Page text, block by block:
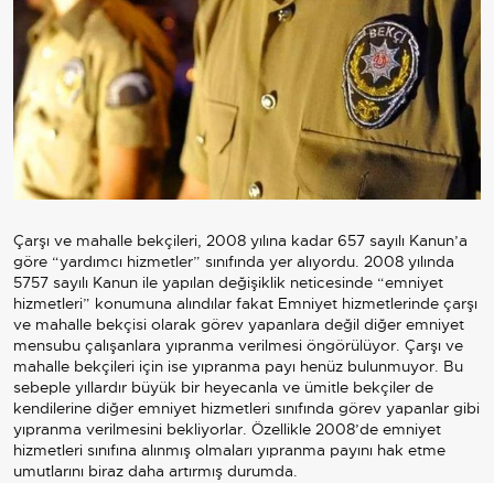
Çarşı ve mahalle bekçileri, 2008 yılına kadar 657 sayılı Kanun’a
göre “yardımcı hizmetler” sınıfında yer alıyordu. 2008 yılında
5757 sayılı Kanun ile yapılan değişiklik neticesinde “emniyet
hizmetleri” konumuna alındılar fakat Emniyet hizmetlerinde çarşı
ve mahalle bekçisi olarak görev yapanlara değil diğer emniyet
mensubu çalışanlara yıpranma verilmesi öngörülüyor. Çarşı ve
mahalle bekçileri için ise yıpranma payı henüz bulunmuyor. Bu
sebeple yıllardır büyük bir heyecanla ve ümitle bekçiler de
kendilerine diğer emniyet hizmetleri sınıfında görev yapanlar gibi
yıpranma verilmesini bekliyorlar. Özellikle 2008’de emniyet
hizmetleri sınıfına alınmış olmaları yıpranma payını hak etme
umutlarını biraz daha artırmış durumda.